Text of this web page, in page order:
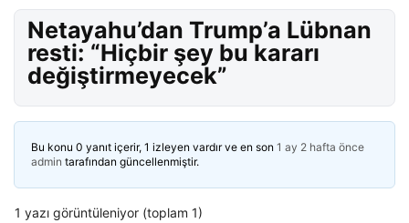
Netayahu’dan Trump’a Lübnan
resti: “Hiçbir şey bu kararı
değiştirmeyecek”
Bu konu 0 yanıt içerir, 1 izleyen vardır ve en son 1 ay 2 hafta önce
admin tarafından güncellenmiştir.
1 yazı görüntüleniyor (toplam 1)